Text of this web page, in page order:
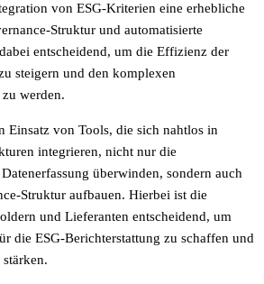
von ESG-Kriterien eine erhebliche
Struktur und automatisierte
entscheidend, um die Effizienz der
steigern und den komplexen
werden.
Einsatz von Tools, die sich nahtlos in
integrieren, nicht nur die
überwinden, sondern auch
Struktur aufbauen. Hierbei ist die
und Lieferanten entscheidend, um
die ESG-Berichterstattung zu schaffen und